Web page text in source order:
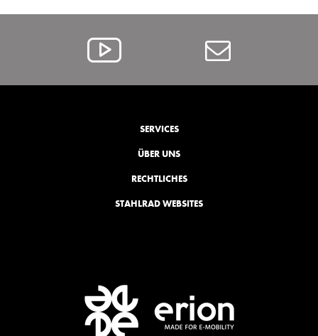
Alcar
Contact
SERVICES
ÜBER UNS
RECHTLICHES
STAHLRAD WEBSITES